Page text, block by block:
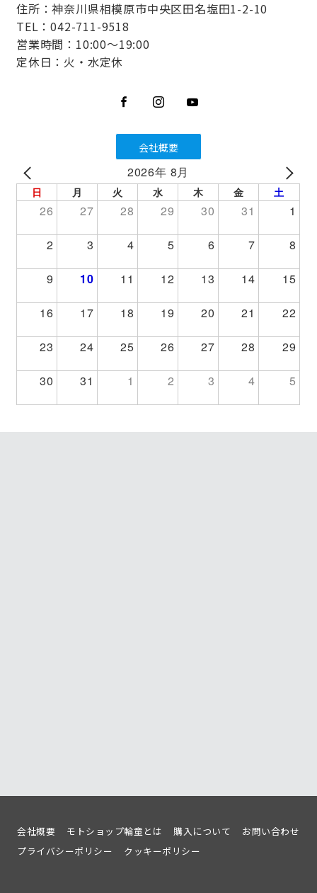
住所：神奈川県相模原市中央区田名塩田1-2-10
TEL：042-711-9518
営業時間：10:00～19:00
定休日：火・水定休
会社概要
2026年 8月
日 月 火 水 木 金 土
26 27 28 29 30 31 1
2 3 4 5 6 7 8
9 10 11 12 13 14 15
16 17 18 19 20 21 22
23 24 25 26 27 28 29
30 31 1 2 3 4 5
会社概要 モトショップ輪童とは 購入について
お問い合わせ
プライバシーポリシー
クッキーポリシー